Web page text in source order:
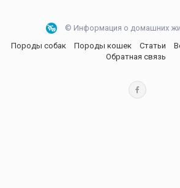
© Информация о домашних
Породы собак
Породы кошек Статьи
Обратная связь